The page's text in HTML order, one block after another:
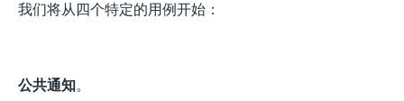
我们将从四个特定的用例开始：
公共通知。